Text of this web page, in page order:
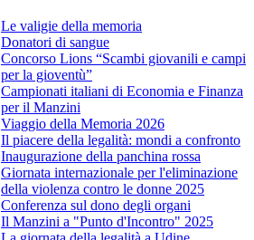
Le valigie della memoria
Donatori di sangue
Concorso Lions “Scambi giovanili e campi
per la gioventù”
Campionati italiani di Economia e Finanza
per il Manzini
Viaggio della Memoria 2026
Il piacere della legalità: mondi a confronto
Inaugurazione della panchina rossa
Giornata internazionale per l'eliminazione
della violenza contro le donne 2025
Conferenza sul dono degli organi
Il Manzini a "Punto d'Incontro" 2025